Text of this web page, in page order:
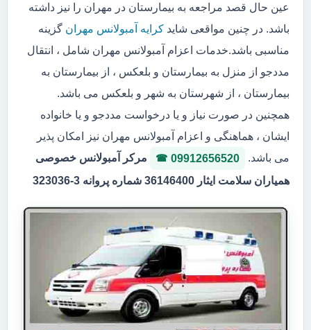
عین حال قصد مراجعه به بیمارستان در مهران را نیز داشته
باشد. در چنین مواقعی شاید کرایه آمبولانس مهران گزینه
مناسبی باشد.خدمات اعزام آمبولانس مهران شامل ، انتقال
مددجو از منزل به بیمارستان و بلعکس ، از بیمارستان به
بیمارستان ، از شهرستان به شهر و بلعکس می باشد.
همچنین در صورت نیاز و یا درخواست مددجو و یا خانواده
ایشان ، هماهنگی و اعزام آمبولانس مهران نیز امکان پذیر
می باشد.
09912656520
مرکر آمبولانس خصوصی
همیاران سلامت ایثار 36146400 شماره پروانه 3-323036